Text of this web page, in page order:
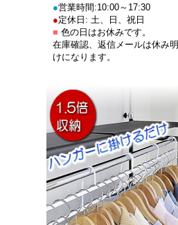
●営業時間:10:00～17:30
●定休日: 土、日、祝日
■ 色の日はお休みです。
在庫確認、返信メールは休み明
けになります。